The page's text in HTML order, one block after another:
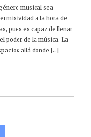
musical sea
a la hora de
pues es capaz de llenar
poder de la música. La
allá donde […]